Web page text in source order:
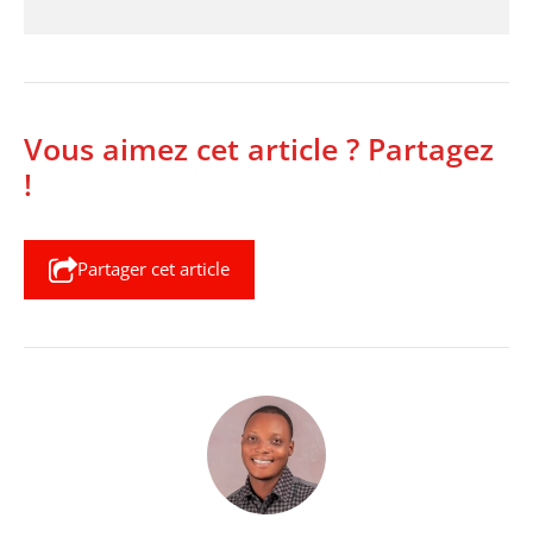
Vous aimez cet article ? Partagez
!
Partager cet article